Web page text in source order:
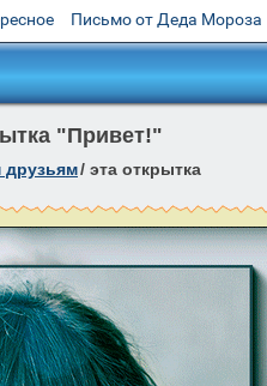
Письмо от Деда Мороза
"Привет!"
друзьям/ эта открытка